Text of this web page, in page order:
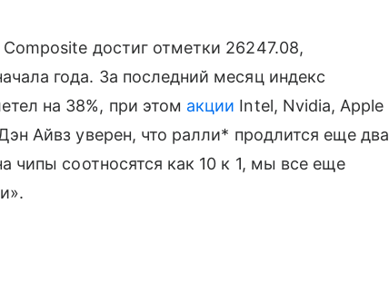
достиг отметки 26247.08,
года. За последний месяц индекс
на 38%, при этом акции Intel, Nvidia, Apple
Айвз уверен, что ралли* продлится еще два
чипы соотносятся как 10 к 1, мы все еще